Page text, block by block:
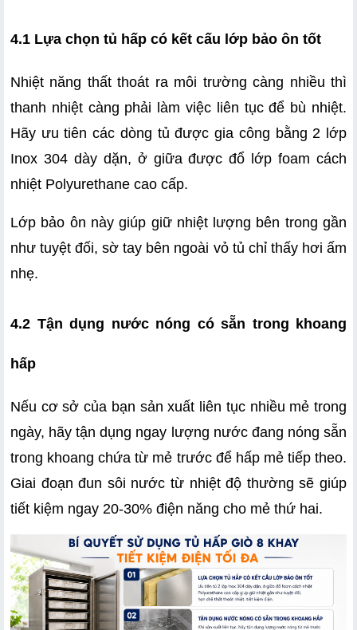
4.1 Lựa chọn tủ hấp có kết cấu lớp bảo ôn tốt
Nhiệt năng thất thoát ra môi trường càng nhiều thì
thanh nhiệt càng phải làm việc liên tục để bù nhiệt.
Hãy ưu tiên các dòng tủ được gia công bằng 2 lớp
Inox 304 dày dặn, ở giữa được đổ lớp foam cách
nhiệt Polyurethane cao cấp.
Lớp bảo ôn này giúp giữ nhiệt lượng bên trong gần
như tuyệt đối, sờ tay bên ngoài vỏ tủ chỉ thấy hơi ấm
nhẹ.
4.2 Tận dụng nước nóng có sẵn trong khoang
hấp
Nếu cơ sở của bạn sản xuất liên tục nhiều mẻ trong
ngày, hãy tận dụng ngay lượng nước đang nóng sẵn
trong khoang chứa từ mẻ trước để hấp mẻ tiếp theo.
Giai đoạn đun sôi nước từ nhiệt độ thường sẽ giúp
tiết kiệm ngay 20-30% điện năng cho mẻ thứ hai.